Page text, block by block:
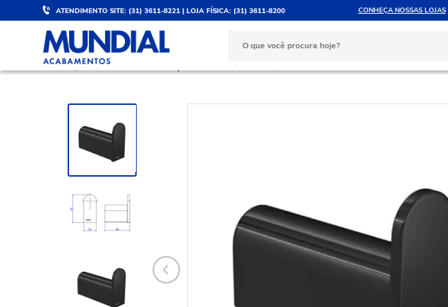
ATENDIMENTO SITE: (31) 3611-8221 | LOJA FÍSICA: (31) 3611-8200 CONHEÇA NOSSAS LOJAS
DESCONTO DE 5%
Válido para PIX e boleto
PARCELE ATÉ 10X SEM JUROS
BANHEIRO